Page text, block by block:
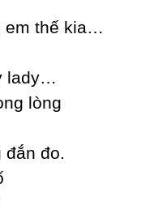
em thế kia…
ladу…
lòng
đắn đo.